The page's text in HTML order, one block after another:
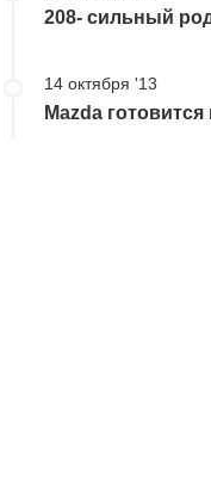
208- сильный
14 октября '13
Mazda